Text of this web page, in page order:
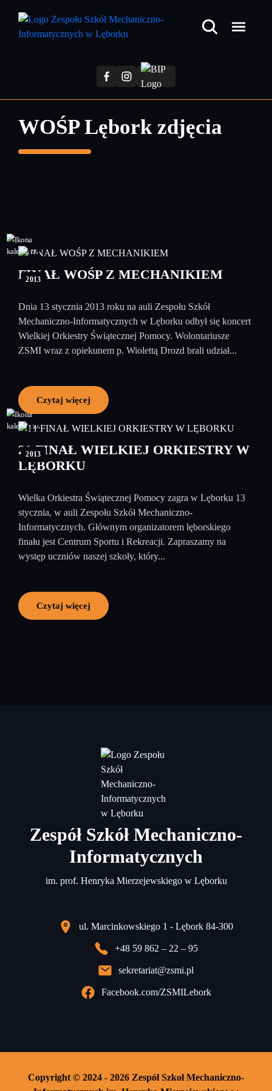
treści
WOŚP Lębork zdjęcia
14
2013
FINAŁ WOŚP Z MECHANIKIEM
Dnia 13 stycznia 2013 roku na auli Zespołu Szkół
Mechaniczno-Informatycznych w Lęborku odbył się koncert
Wielkiej Orkiestry Świątecznej Pomocy. Wolontariusze
ZSMI wraz z opiekunem p. Wiolettą Drozd brali udział...
Czytaj więcej
07
2013
21 FINAŁ WIELKIEJ ORKIESTRY W
LĘBORKU
Wielka Orkiestra Świątecznej Pomocy zagra w Lęborku 13
stycznia, w auli Zespołu Szkół Mechaniczno-
Informatycznych. Głównym organizatorem lęborskiego
finału jest Centrum Sportu i Rekreacji. Zapraszamy na
występ uczniów naszej szkoły, który...
Czytaj więcej
Zespół Szkół Mechaniczno-
Informatycznych
im. prof. Henryka Mierzejewskiego w Lęborku
ul. Marcinkowskiego 1 - Lębork 84-300
+48 59 862 – 22 – 95
sekretariat@zsmi.pl
Facebook.com/ZSMILebork
Copyright © 2024 - 2026 Zespół Szkoł Mechaniczno-